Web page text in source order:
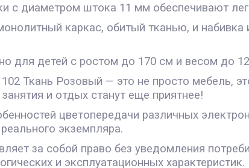
с диаметром штока 11 мм обеспечивают
каркас, обитый тканью, и
для детей с ростом до 170 см и весом до
Ткань Розовый — это не просто мебель,
и отдых станут еще приятнее!
цветопередачи различных
экземпляра.
за собой право без уведомления
и эксплуатационных характеристик.